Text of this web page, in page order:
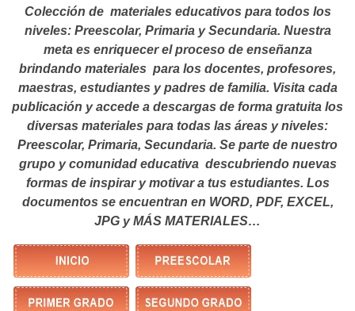
Colección de materiales educativos para todos los
niveles: Preescolar, Primaria y Secundaria. Nuestra
meta es enriquecer el proceso de enseñanza
brindando materiales para los docentes, profesores,
maestras, estudiantes y padres de familia. Visita cada
publicación y accede a descargas de forma gratuita los
diversas materiales para todas las áreas y niveles:
Preescolar, Primaria, Secundaria. Se parte de nuestro
grupo y comunidad educativa descubriendo nuevas
formas de inspirar y motivar a tus estudiantes. Los
documentos se encuentran en WORD, PDF, EXCEL,
JPG y MÁS MATERIALES…